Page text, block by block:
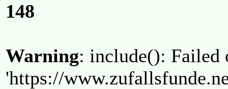
148
Warning: include(): Failed
'https://